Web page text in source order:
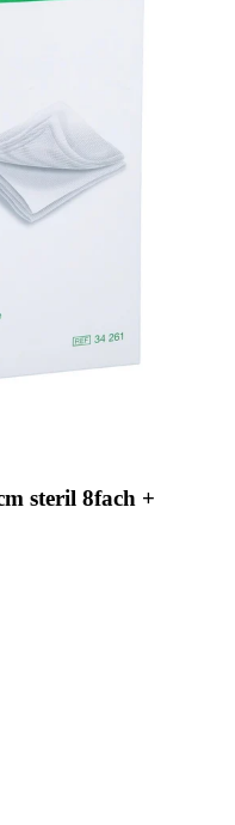
steril 8fach +